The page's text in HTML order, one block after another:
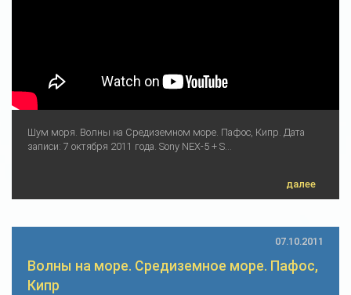
Шум моря. Волны на Средиземном море. Пафос, Кипр. Дата
записи: 7 октября 2011 года. Sony NEX-5 + S...
далее
07.10.2011
Волны на море. Средиземное море. Пафос,
Кипр